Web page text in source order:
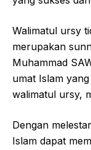
Walimatul ursy
merupakan
Muhammad
umat Islam
walimatul ursy,
Dengan
Islam dapat